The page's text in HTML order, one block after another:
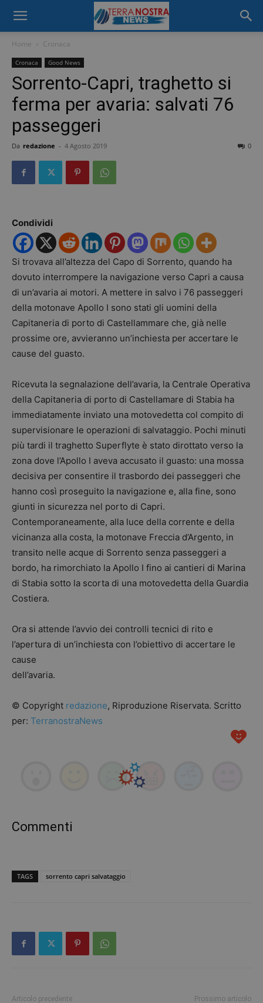
Home Cronaca
Cronaca Good News
Sorrento-Capri, traghetto si
ferma per avaria: salvati 76
passeggeri
Da redazione - 4 Agosto 2019 0
Condividi
Si trovava all’altezza del Capo di Sorrento, quando ha
dovuto interrompere la navigazione verso Capri a causa
di un’avaria ai motori. A mettere in salvo i 76 passeggeri
della motonave Apollo I sono stati gli uomini della
Capitaneria di porto di Castellammare che, già nelle
prossime ore, avvieranno un’inchiesta per accertare le
cause del guasto.
Ricevuta la segnalazione dell’avaria, la Centrale Operativa
della Capitaneria di porto di Castellamare di Stabia ha
immediatamente inviato una motovedetta col compito di
supervisionare le operazioni di salvataggio. Pochi minuti
più tardi il traghetto Superflyte è stato dirottato verso la
zona dove l’Apollo I aveva accusato il guasto: una mossa
decisiva per consentire il trasbordo dei passeggeri che
hanno così proseguito la navigazione e, alla fine, sono
giunti in sicurezza nel porto di Capri.
Contemporaneamente, alla luce della corrente e della
vicinanza alla costa, la motonave Freccia d’Argento, in
transito nelle acque di Sorrento senza passeggeri a
bordo, ha rimorchiato la Apollo I fino ai cantieri di Marina
di Stabia sotto la scorta di una motovedetta della Guardia
Costiera.
Ora si attende l’avvio dei controlli tecnici di rito e
l’apertura di un’inchiesta con l’obiettivo di accertare le
cause
dell’avaria.
© Copyright redazione, Riproduzione Riservata. Scritto
per: TerranostraNews
Commenti
TAGS sorrento capri salvataggio
Articolo precedente Prossimo articolo